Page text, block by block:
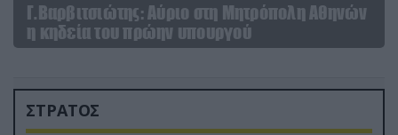
Γ.Βαρβιτσιώτης: Aύριο στη Μητρόπολη Αθηνών
η κηδεία του πρώην υπουργού
ΣΤΡΑΤΟΣ